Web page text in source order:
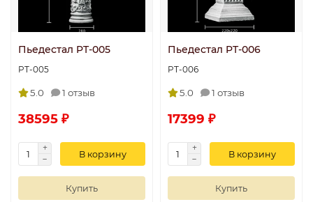
Пьедестал PT-005
PT-005
5.0 1 отзыв
38595 ₽
В корзину
Купить
Пьедестал PT-006
PT-006
5.0 1 отзыв
17399 ₽
В корзину
Купить